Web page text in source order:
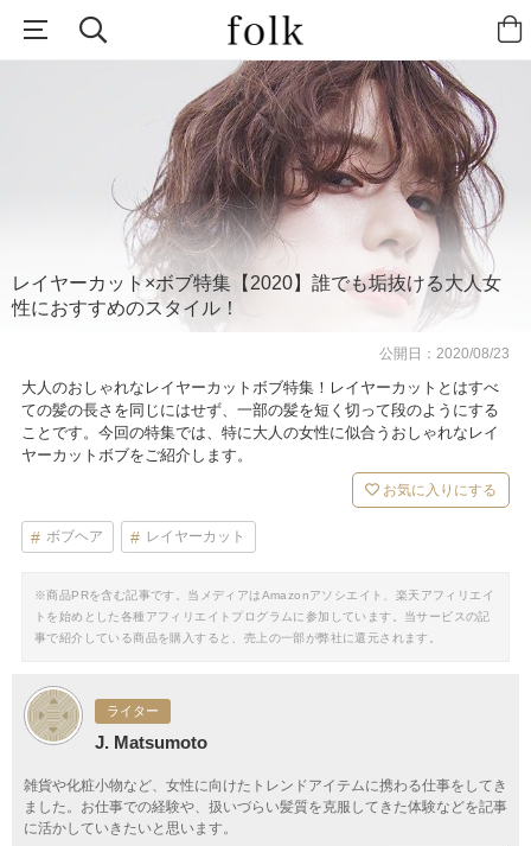
レイヤーカット×ボブ特集【2020】誰でも垢抜ける大人女
性におすすめのスタイル！
公開日：2020/08/23
大人のおしゃれなレイヤーカットボブ特集！レイヤーカットとはすべ
ての髪の長さを同じにはせず、一部の髪を短く切って段のようにする
ことです。今回の特集では、特に大人の女性に似合うおしゃれなレイ
ヤーカットボブをご紹介します。
お気に入りにする
ボブヘア レイヤーカット
※商品PRを含む記事です。当メディアはAmazonアソシエイト、楽天アフィリエイ
トを始めとした各種アフィリエイトプログラムに参加しています。当サービスの記
事で紹介している商品を購入すると、売上の一部が弊社に還元されます。
ライター
J. Matsumoto
雑貨や化粧小物など、女性に向けたトレンドアイテムに携わる仕事をしてき
ました。お仕事での経験や、扱いづらい髪質を克服してきた体験などを記事
に活かしていきたいと思います。